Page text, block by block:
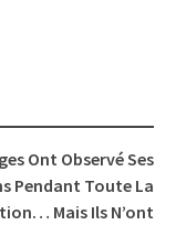
Ont Observé Ses
Pendant Toute La
Mais Ils N’ont